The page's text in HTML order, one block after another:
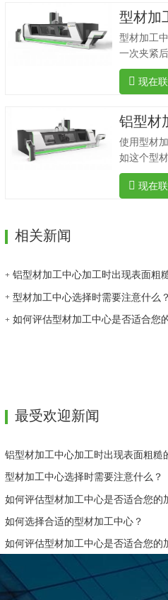
工件。主
艇船舶.建
业。可根
套方案。
备系统服
轴加工中
加工工艺
性能可以
可以一次
型材加
型材加工
一次夹紧
同的工艺
床主轴速
孔、攻击
可以集中
作误差，
间、工件
了加工效
益。精密
动编程软
现在
铝型材
使用型材
如这个型
要看用的
心购买后
期不使用
长期不使
维护，以
现在
相关新闻
型材加工中心选择时需要注意什么？
最受欢迎新闻
铝型材加工中心加工时出现表面粗糙
型材加工中心选择时需要注意什么？
如何评估型材加工中心是否适合您的
如何选择合适的型材加工中心？
如何评估型材加工中心是否适合您的